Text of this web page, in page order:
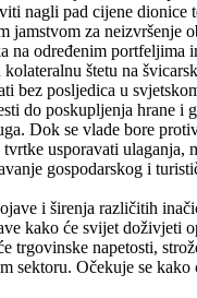
nagli pad cijene
jamstvom za
određenim
štetu na
bez posljedica u
do poskupljenja hrane
Dok se vlade bore
usporavati
gospodarskog i
i širenja različitih
kako će svijet
trgovinske napetosti,
sektoru. Očekuje se